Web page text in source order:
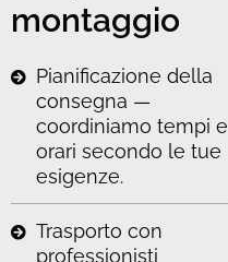
montaggio
Pianificazione della
consegna —
coordiniamo tempi e
orari secondo le tue
esigenze.
Trasporto con
professionisti